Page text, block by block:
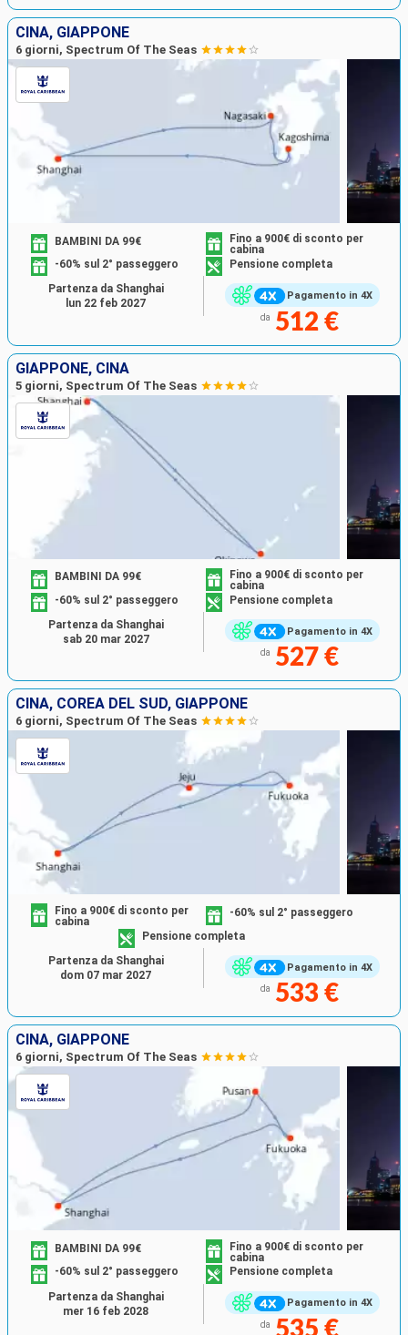
CINA, GIAPPONE
6 giorni, Spectrum Of The Seas
Pagamento in 4X
BAMBINI DA 99€
Fino a 900€ di sconto per
cabina
-60% sul 2° passeggero
Pensione completa
da 512 €
Partenza da Shanghai
lun 22 feb 2027
GIAPPONE, CINA
5 giorni, Spectrum Of The Seas
Pagamento in 4X
BAMBINI DA 99€
Fino a 900€ di sconto per
cabina
-60% sul 2° passeggero
Pensione completa
da 527 €
Partenza da Shanghai
sab 20 mar 2027
CINA, COREA DEL SUD, GIAPPONE
6 giorni, Spectrum Of The Seas
Pagamento in 4X
Fino a 900€ di sconto per
cabina
-60% sul 2° passeggero
Pensione completa
da 533 €
Partenza da Shanghai
dom 07 mar 2027
CINA, GIAPPONE
6 giorni, Spectrum Of The Seas
Pagamento in 4X
BAMBINI DA 99€
Fino a 900€ di sconto per
cabina
-60% sul 2° passeggero
Pensione completa
da 535 €
Partenza da Shanghai
mer 16 feb 2028